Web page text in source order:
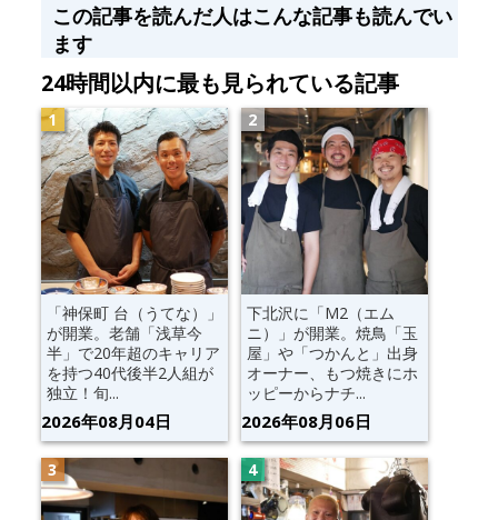
この記事を読んだ人はこんな記事も読んでい
ます
24時間以内に最も見られている記事
「神保町 台（うてな）」
が開業。老舗「浅草今
半」で20年超のキャリア
を持つ40代後半2人組が
独立！旬...
2026年08月04日
下北沢に「M2（エム
ニ）」が開業。焼鳥「玉
屋」や「つかんと」出身
オーナー、もつ焼きにホ
ッピーからナチ...
2026年08月06日